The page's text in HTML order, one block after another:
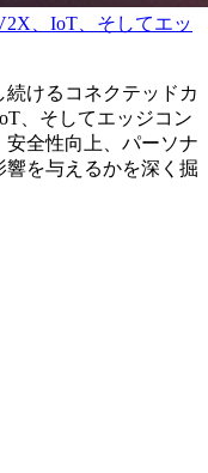
、IoT、そしてエッ
けるコネクテッドカ
、そしてエッジコン
安全性向上、パーソナ
を与えるかを深く掘